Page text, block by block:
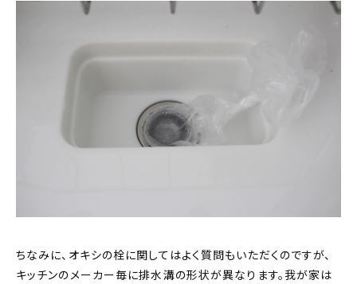
ちなみに、オキシの栓に関してはよく質問もいただくのですが、
キッチンのメーカー毎に排水溝の形状が異なります。我が家は